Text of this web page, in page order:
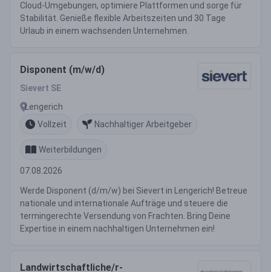
Cloud-Umgebungen, optimiere Plattformen und sorge für
Stabilität. Genieße flexible Arbeitszeiten und 30 Tage
Urlaub in einem wachsenden Unternehmen.
Disponent (m/w/d)
Sievert SE
Lengerich
Vollzeit
Nachhaltiger Arbeitgeber
Weiterbildungen
07.08.2026
Werde Disponent (d/m/w) bei Sievert in Lengerich! Betreue
nationale und internationale Aufträge und steuere die
termingerechte Versendung von Frachten. Bring Deine
Expertise in einem nachhaltigen Unternehmen ein!
Landwirtschaftliche/r-